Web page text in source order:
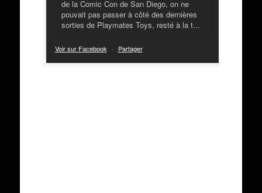
de la Comic Con de San Diego, on ne
pouvait pas passer à côté des dernières
sorties de Playmates Toys, resté à la t...
Voir sur Facebook · Partager